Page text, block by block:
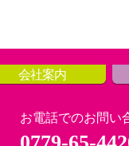
会社案内
お電話でのお問い